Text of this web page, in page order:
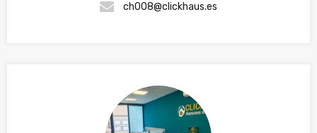
ch008@clickhaus.es